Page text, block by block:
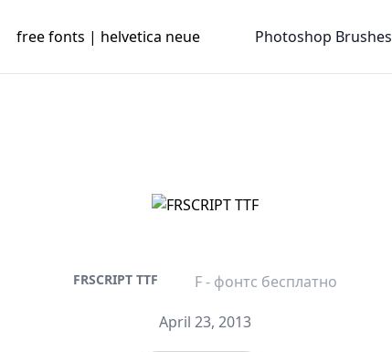
free fonts | helvetica neue Photoshop Brushes
FRSCRIPT TTF
F - фонтс бесплатно
April 23, 2013